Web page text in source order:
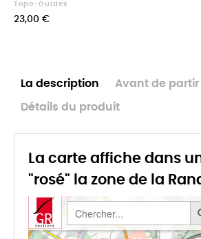
Topo-Guides
Prix
23,00 €
La description Avant de partir
Détails du produit
La carte affiche dans
"rosé" la zone de la